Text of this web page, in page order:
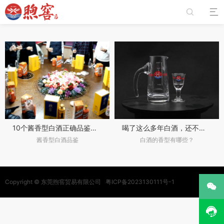


10个酱香型白酒正确品鉴姿势
酱香型白酒品鉴
喝了这么多年白酒，还不知道有哪些香型？
白酒的香型有哪些？
Copyright © 东莞煦窖贸易有限公司 粤ICP备2023130111号-1 
